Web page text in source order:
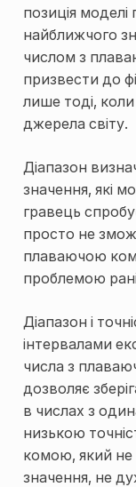
позиція
найближчого
числом з
призвести до
лише тоді,
джерела світу.
Діапазон
значення, які
гравець
просто не
плаваючою
проблемою
Діапазон і
інтервалами
числа з
дозволяє
в числах з
низькою
комою, який не
значення, не